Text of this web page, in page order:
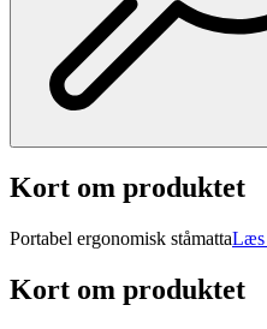
Kort om produktet
Portabel ergonomisk ståmattaLæs
Kort om produktet